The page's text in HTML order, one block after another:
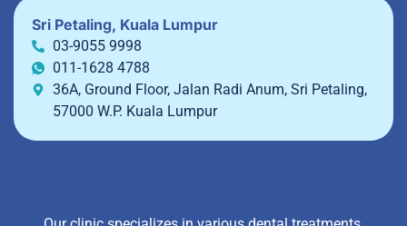
Sri Petaling, Kuala Lumpur
03-9055 9998
011-1628 4788
36A, Ground Floor, Jalan Radi Anum, Sri Petaling,
57000 W.P. Kuala Lumpur